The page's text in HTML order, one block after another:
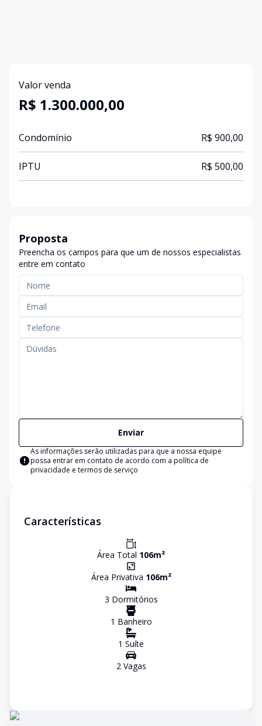
Valor venda
R$ 1.300.000,00
Condomínio R$ 900,00
IPTU R$ 500,00
Proposta
Preencha os campos para que um de nossos especialistas
entre em contato
Enviar
As informações serão utilizadas para que a nossa equipe
possa entrar em contato de acordo com a política de
privacidade e termos de serviço
Características
Área Total 106m²
Área Privativa 106m²
3 Dormitórios
1 Banheiro
1 Suíte
2Vagas